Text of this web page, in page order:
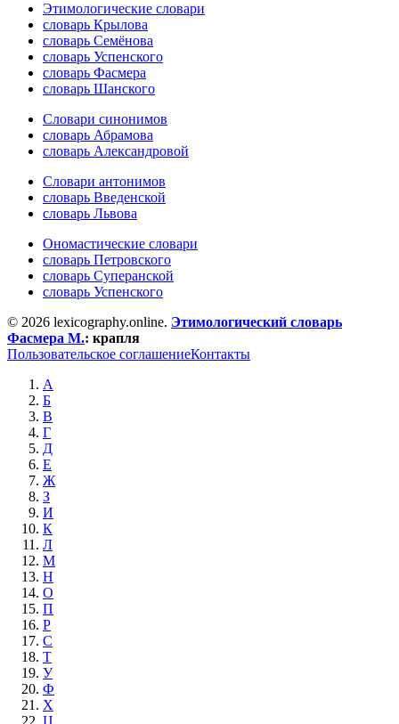
Этимологические словари
словарь Крылова
словарь Семёнова
словарь Успенского
словарь Фасмера
словарь Шанского
Словари синонимов
словарь Абрамова
словарь Александровой
Словари антонимов
словарь Введенской
словарь Львова
Ономастические словари
словарь Петровского
словарь Суперанской
словарь Успенского
© 2026 lexicography.online. Этимологический словарь
Фасмера М.: крапля
Пользовательское соглашениеКонтакты
А
Б
В
Г
Д
Е
Ж
З
И
К
Л
М
Н
О
П
Р
С
Т
У
Ф
Х